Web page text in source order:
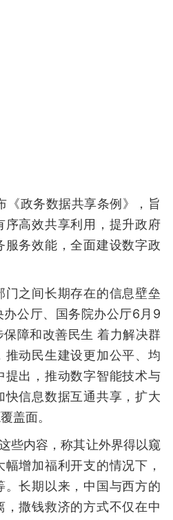
《政务数据共享条例》，旨
序高效共享利用，提升政府
务效能，全面建设数字政
之间长期存在的信息壁垒
公厅、国务院办公厅6月9
障和改善民生 着力解决群
动民生建设更加公平、均
提出，推动数字智能技术与
信息数据互通共享，扩大
盖面。
些内容，称其让外界得以窥
增加福利开支的情况下，
长期以来，中国与西方的
撒钱救济的方式不仅在中